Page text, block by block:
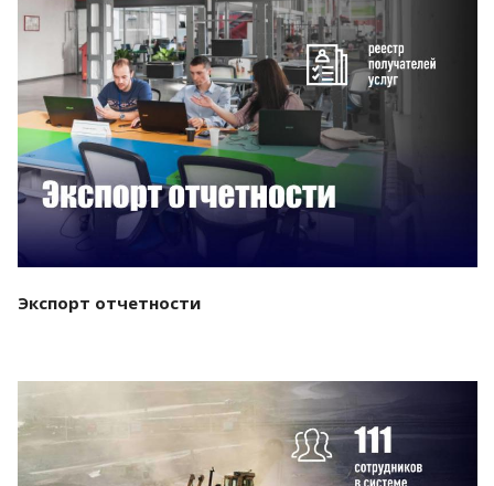
Смотреть проект
Экспорт отчетности